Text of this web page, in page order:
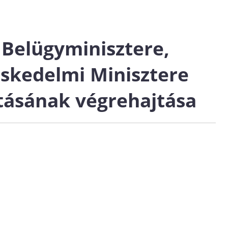
Minisztere
végrehajtása